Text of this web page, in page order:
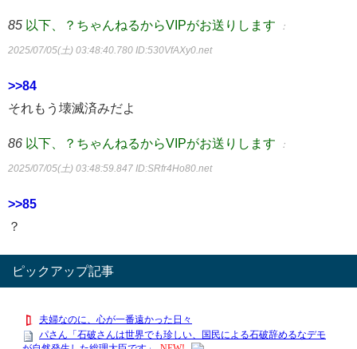
85 以下、？ちゃんねるからVIPがお送りします ：
2025/07/05(土) 03:48:40.780 ID:530VfAXy0.net
>>84
それもう壊滅済みだよ
86 以下、？ちゃんねるからVIPがお送りします ：
2025/07/05(土) 03:48:59.847 ID:SRfr4Ho80.net
>>85
？
ピックアップ記事